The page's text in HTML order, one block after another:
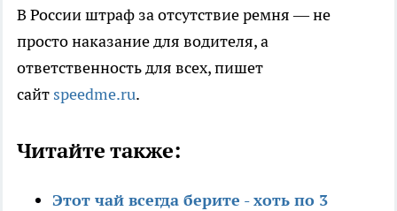
В России штраф за отсутствие ремня — не
просто наказание для водителя, а
ответственность для всех, пишет
сайт speedme.ru.
Читайте также:
Этот чай всегда берите - хоть по 3